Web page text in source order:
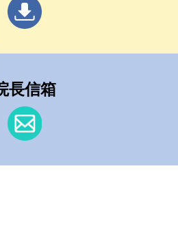
長信箱